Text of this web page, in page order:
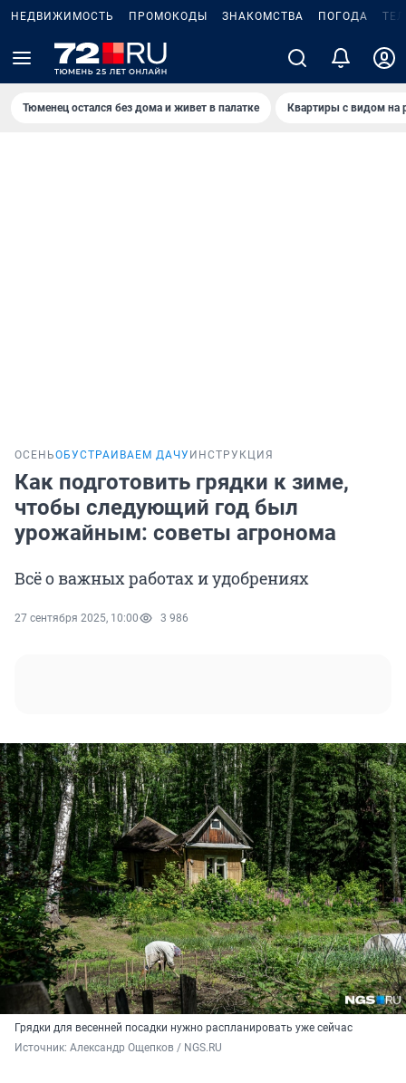
НЕДВИЖИМОСТЬ ПРОМОКОДЫ ЗНАКОМСТВА ПОГОДА
Тюменец остался без дома и живет в палатке Квартиры с видом на
ОСЕНЬОБУСТРАИВАЕМ ДАЧУ ИНСТРУКЦИЯ
Как подготовить грядки к зиме,
чтобы следующий год был
урожайным: советы агронома
Всё о важных работах и удобрениях
27 сентября 2025, 10:00 3 986
Грядки для весенней посадки нужно распланировать уже сейчас
Источник: Александр Ощепков / NGS.RU